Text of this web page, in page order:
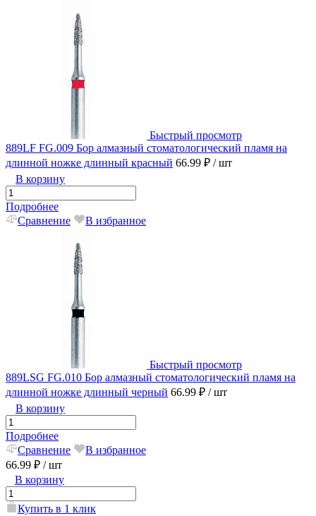
Быстрый просмотр
889LF FG.009 Бор алмазный стоматологический пламя на
длинной ножке длинный красный 66.99 ₽ / шт
В корзину
Подробнее
Сравнение
В избранное
Быстрый просмотр
889LSG FG.010 Бор алмазный стоматологический пламя на
длинной ножке длинный черный 66.99 ₽ / шт
В корзину
Подробнее
Сравнение
В избранное
66.99 ₽ / шт
В корзину
Купить в 1 клик